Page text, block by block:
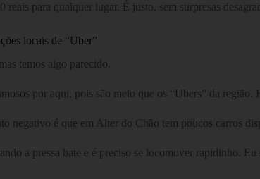
reais para qualquer lugar. É justo, sem surpresas
locais de “Uber”
temos algo parecido.
por aqui, pois são meio que os “Ubers” da região.
negativo é que em Alter do Chão tem poucos carros
a pressa bate e é preciso se locomover rapidinho.